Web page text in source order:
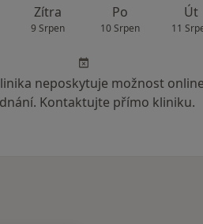
Zítra
9 Srpen
Po
10 Srpen
Út
11
neposkytuje možnost online
Kontaktujte přímo kliniku.